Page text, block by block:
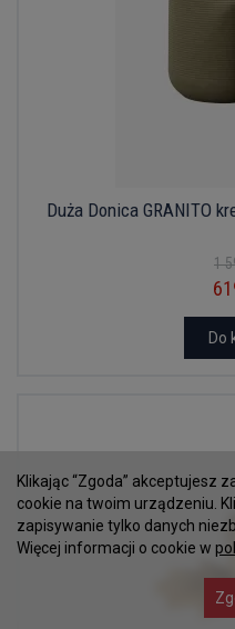
Duża Donica GRANITO
1
Do
Klikając “Zgoda” akceptujesz
cookie na twoim urządzeniu.
zapisywanie tylko danych
Więcej informacji o cookie w